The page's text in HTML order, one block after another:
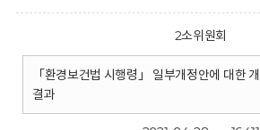
2소위원회
「환경보건법 시행령」 일부개정안에 대한
결과